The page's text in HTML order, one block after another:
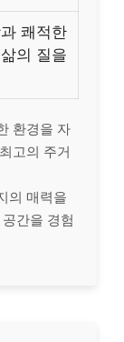
쾌적한
의 질을
환경을 자
고의 주거
의 매력을
간을 경험